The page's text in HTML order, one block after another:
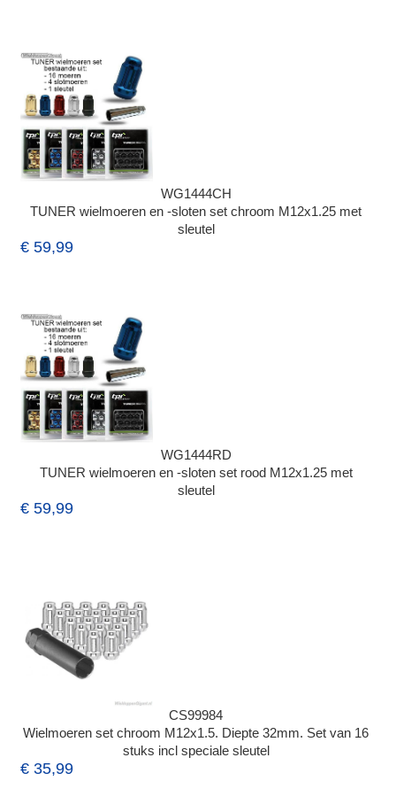
WG1444CH
TUNER wielmoeren en -sloten set chroom M12x1.25 met
sleutel
€ 59,99
WG1444RD
TUNER wielmoeren en -sloten set rood M12x1.25 met
sleutel
€ 59,99
CS99984
Wielmoeren set chroom M12x1.5. Diepte 32mm. Set van 16
stuks incl speciale sleutel
€ 35,99